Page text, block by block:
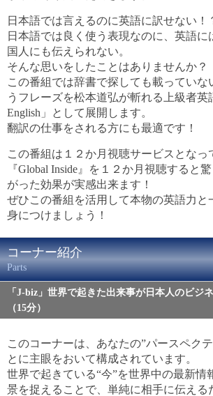
日本語では言えるのに英語に訳せない！
日本語では良く使う表現なのに、英語に
国人にも伝えられない。
そんな思いをしたことはありませんか？
この番組では辞書で探しても載っていな
うフレーズを松本道弘が斬れる上級者
English」として展開します。
翻訳の仕事をされる方にも最適です！
この番組は１２か月視聴サービスとなっ
『Global Inside』を１２か月視聴すると
がった効果が実感出来ます！
ぜひこの番組を活用して本物の英語力と
身につけましょう！
コーナー紹介
Parts
「J-biz」世界で起きた出来事が日本人のビジ
（15分）
このコーナーは、あなたの”パースペク
とに主眼をおいて構成されています。
世界で起きている“今”を世界中の最新情
景を捉えることで、単純に相手に伝える